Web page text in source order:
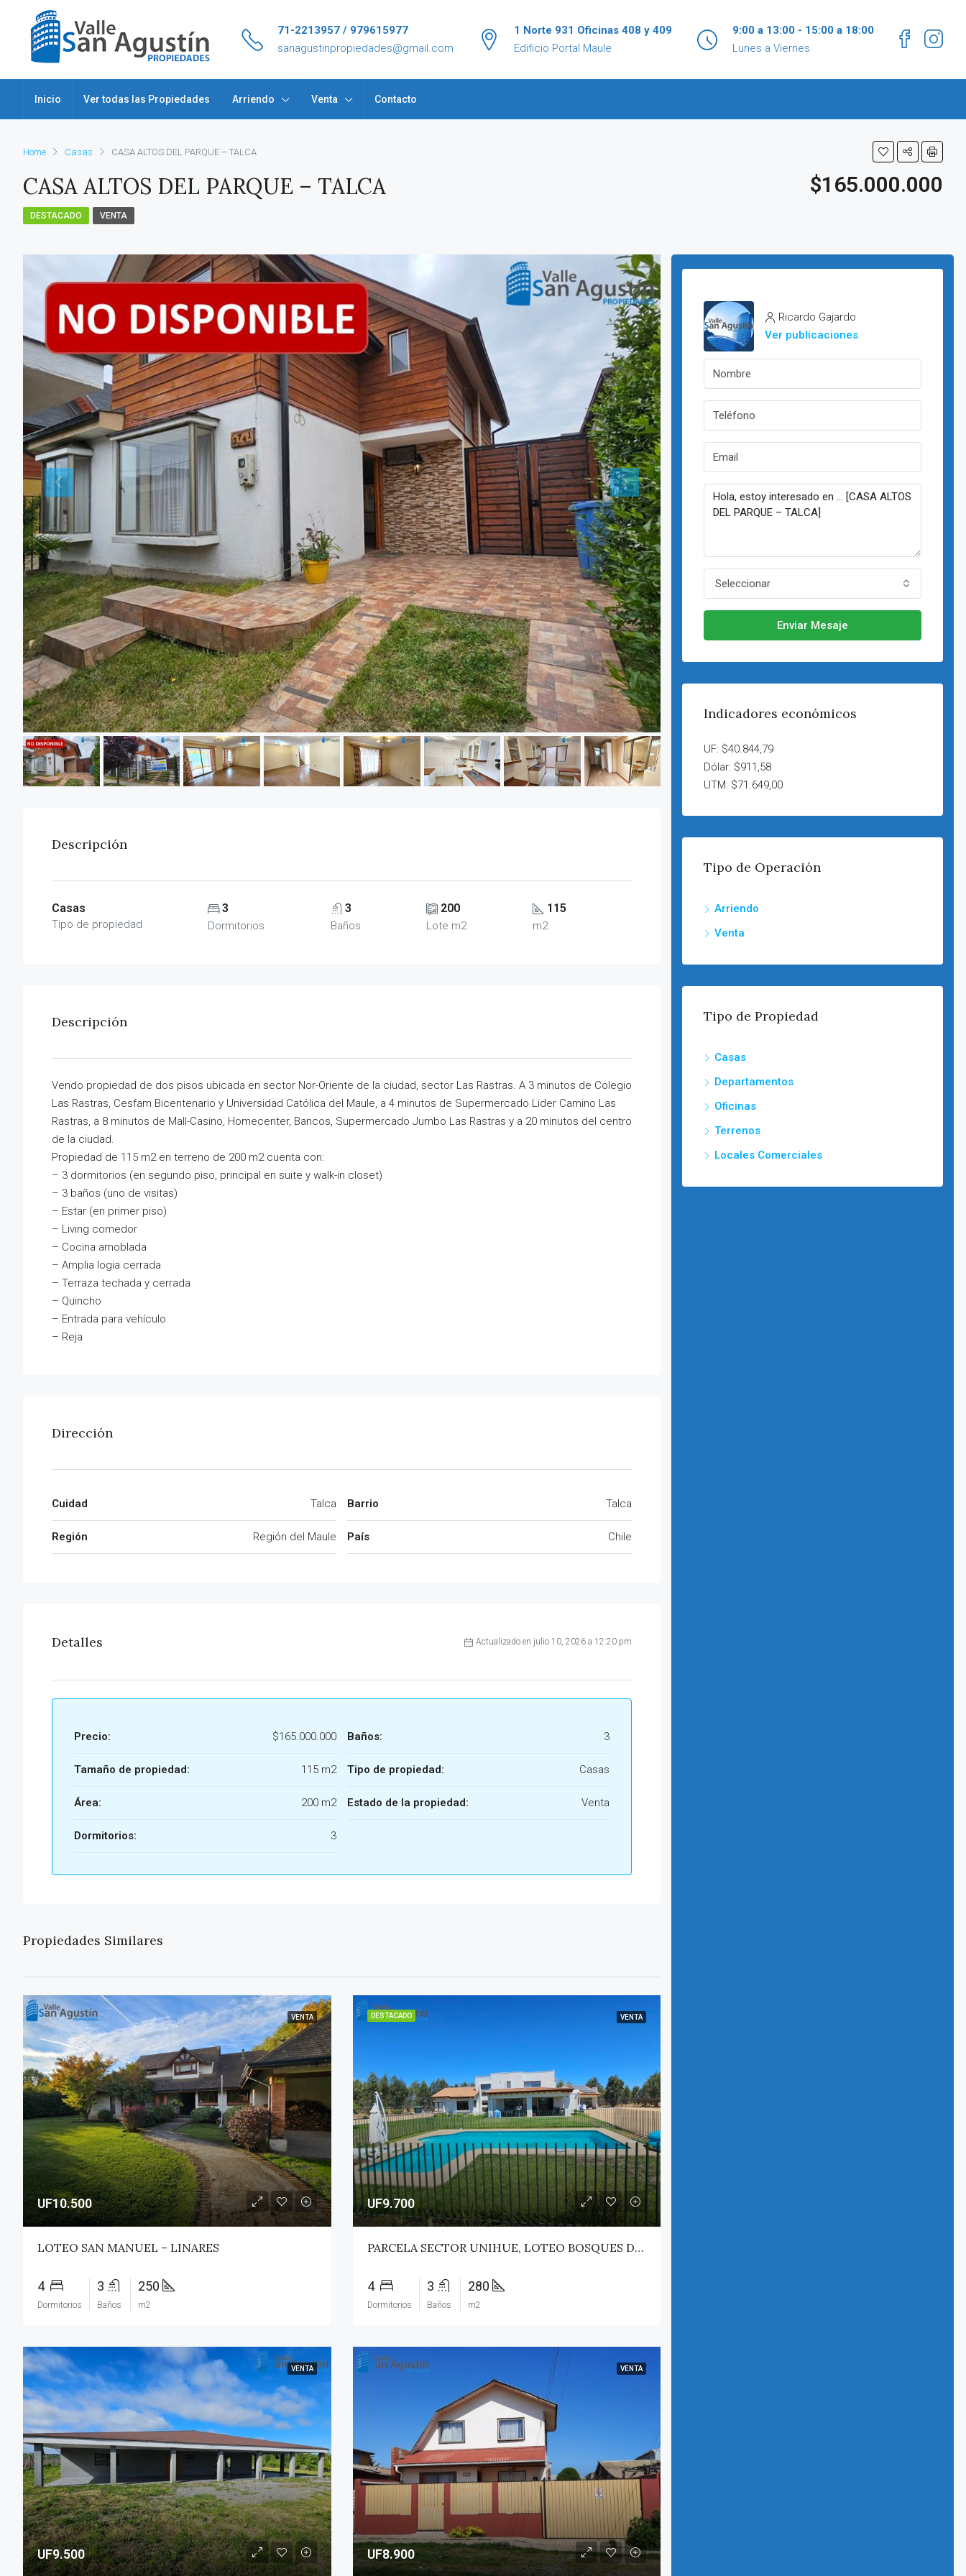
71-2213957 / 979615977
sanagustinpropiedades@gmail.com
1 Norte 931 Oficinas 408 y 409
Edificio Portal Maule
9:00 a 13:00 - 15:00 a 18:00
Lunes a Viernes
Inicio Ver todas las Propiedades Arriendo Venta Contacto
Home Casas CASA ALTOS DEL PARQUE – TALCA
CASA ALTOS DEL PARQUE – TALCA $165.000.000
DESTACADO VENTA
Descripción
Casas
Tipo de propiedad
3
Dormitorios
3
Baños
200
Lote m2
115
m2
Descripción
Vendo propiedad de dos pisos ubicada en sector Nor-Oriente de la ciudad, sector Las Rastras. A 3 minutos de Colegio
Las Rastras, Cesfam Bicentenario y Universidad Católica del Maule, a 4 minutos de Supermercado Lider Camino Las
Rastras, a 8 minutos de Mall-Casino, Homecenter, Bancos, Supermercado Jumbo Las Rastras y a 20 minutos del centro
de la ciudad.
Propiedad de 115 m2 en terreno de 200 m2 cuenta con:
– 3 dormitorios (en segundo piso, principal en suite y walk-in closet)
– 3 baños (uno de visitas)
– Estar (en primer piso)
– Living comedor
– Cocina amoblada
– Amplia logia cerrada
– Terraza techada y cerrada
– Quincho
– Entrada para vehículo
– Reja
Dirección
Cuidad Talca
Región Región del Maule
Barrio Talca
País Chile
Detalles Actualizado en julio 10, 2026 a 12:20 pm
Precio: $165.000.000
Tamaño de propiedad: 115 m2
Área: 200 m2
Dormitorios: 3
Baños: 3
Tipo de propiedad: Casas
Estado de la propiedad: Venta
Propiedades Similares
VENTA
UF10.500
LOTEO SAN MANUEL – LINARES
4
Dormitorios
3
Baños
250
m2
DESTACADO VENTA
UF9.700
PARCELA SECTOR UNIHUE, LOTEO BOSQUES DEL VALLE – MAULE
4
Dormitorios
3
Baños
280
m2
VENTA
UF9.500
VENTA
UF8.900
Ricardo Gajardo
Ver publicaciones
Seleccionar
Enviar Mesaje
Indicadores económicos
UF: $40.844,79
Dólar: $911,58
UTM: $71.649,00
Tipo de Operación
Arriendo
Venta
Tipo de Propiedad
Casas
Departamentos
Oficinas
Terrenos
Locales Comerciales